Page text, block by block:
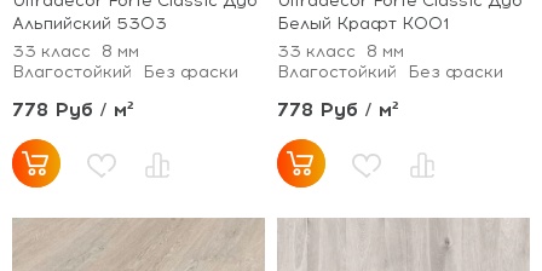
Альпийский 5303
33 класс
8 мм
Влагостойкий
Без фаски
778 Руб / м²
Белый Крафт K001
33 класс
8 мм
Влагостойкий
Без фаски
778 Руб / м²